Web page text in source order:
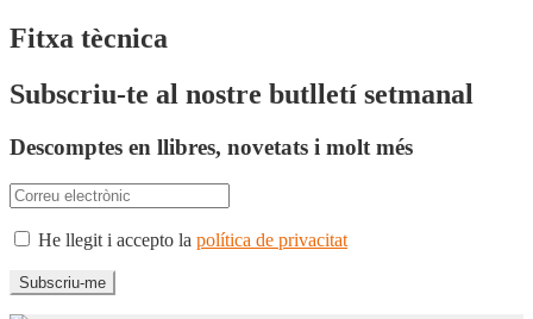
Fitxa tècnica
Subscriu-te al nostre butlletí setmanal
Descomptes en llibres, novetats i molt més
He llegit i accepto la política de privacitat